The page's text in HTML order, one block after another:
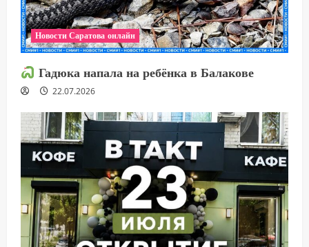
Новости Саратова онлайн
Гадюка напала на ребёнка в Балакове
22.07.2026